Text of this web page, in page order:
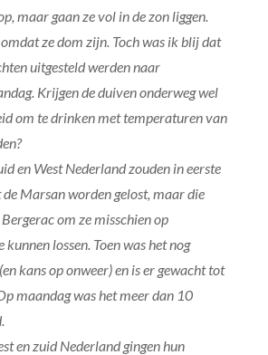
maar gaan ze vol in de zon liggen.
ze dom zijn. Toch was ik blij dat
uitgesteld werden naar
Krijgen de duiven onderweg wel
om te drinken met temperaturen van
en West Nederland zouden in eerste
Marsan worden gelost, maar die
om ze misschien op
lossen. Toen was het nog
kans op onweer) en is er gewacht tot
maandag was het meer dan 10
en zuid Nederland gingen hun